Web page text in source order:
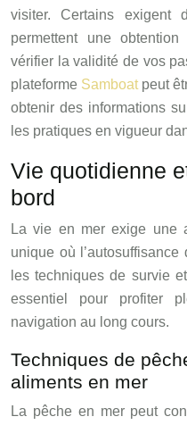
visiter. Certains exigent
permettent une
vérifier la validité de vos
plateforme Samboat peut
obtenir des informations
les pratiques en vigueur
Vie quotidienne
bord
La vie en mer exige une
unique où
les techniques de survie
essentiel pour profiter
navigation au long cours.
Techniques de
aliments en mer
La pêche en mer peut